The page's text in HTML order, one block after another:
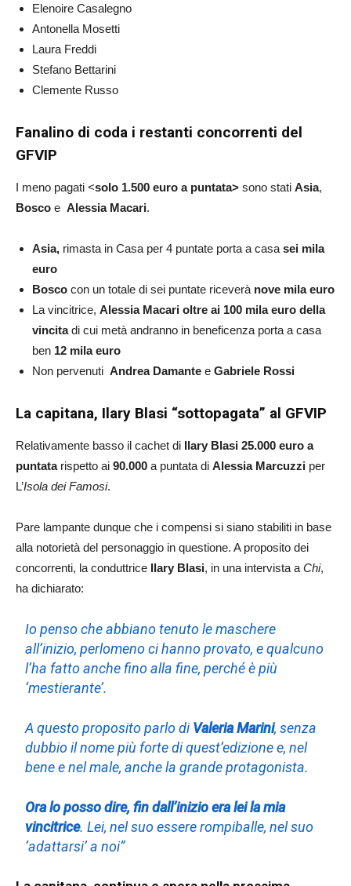
Elenoire Casalegno
Antonella Mosetti
Laura Freddi
Stefano Bettarini
Clemente Russo
Fanalino di coda i restanti concorrenti del
GFVIP
I meno pagati <solo 1.500 euro a puntata> sono stati Asia,
Bosco e Alessia Macari.
Asia, rimasta in Casa per 4 puntate porta a casa sei mila
euro
Bosco con un totale di sei puntate riceverà nove mila euro
La vincitrice, Alessia Macari oltre ai 100 mila euro della
vincitadi cui metà andranno in beneficenza porta a casa
ben 12 mila euro
Non pervenuti Andrea Damante e Gabriele Rossi
La capitana, Ilary Blasi “sottopagata” al GFVIP
Relativamente basso il cachet di Ilary Blasi 25.000 euro a
puntatarispetto ai 90.000 a puntata di Alessia Marcuzzi per
L’Isola dei Famosi.
Pare lampante dunque che i compensi si siano stabiliti in base
alla notorietà del personaggio in questione. A proposito dei
concorrenti, la conduttrice Ilary Blasi, in una intervista a Chi,
ha dichiarato:
Io penso che abbiano tenuto le maschere
all’inizio, perlomeno ci hanno provato, e qualcuno
l’ha fatto anche fino alla fine, perché è più
‘mestierante’.
A questo proposito parlo diValeria Marini, senza
dubbio il nome più forte di quest’edizione e, nel
bene e nel male, anche la grande protagonista.
Ora lo posso dire, fin dall’inizio era lei la mia
vincitrice. Lei, nel suo essere rompiballe, nel suo
‘adattarsi’ a noi”